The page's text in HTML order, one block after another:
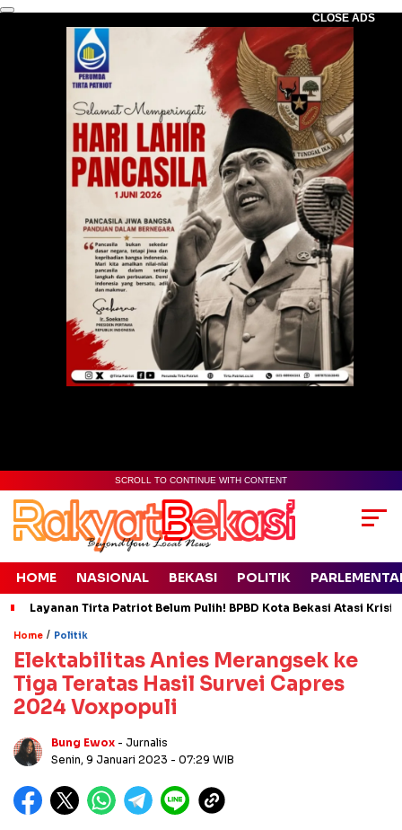
CLOSE ADS
SCROLL TO CONTINUE WITH CONTENT
HOME NASIONAL BEKASI POLITIK
Layanan Tirta Patriot Belum Pulih! BPBD Kota Bekasi Atasi
Home / Politik
Elektabilitas Anies Merangsek ke
Tiga Teratas Hasil Survei Capres
2024 Voxpopuli
Bung Ewox - Jurnalis
Senin, 9 Januari 2023 - 07:29 WIB